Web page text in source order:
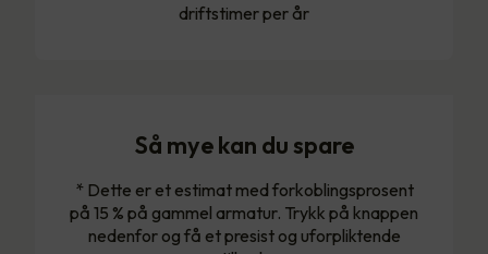
driftstimer per år
Så mye kan du spare
* Dette er et estimat med forkoblingsprosent
på 15 % på gammel armatur. Trykk på knappen
nedenfor og få et presist og uforpliktende